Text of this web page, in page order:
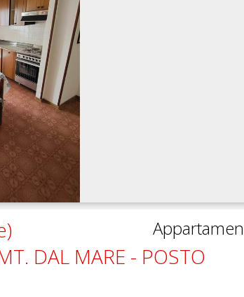
DAL MARE - POSTO